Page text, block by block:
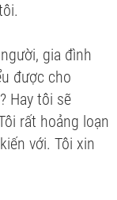
gia đình
được cho
Hay tôi sẽ
rất hoảng loạn
với. Tôi xin